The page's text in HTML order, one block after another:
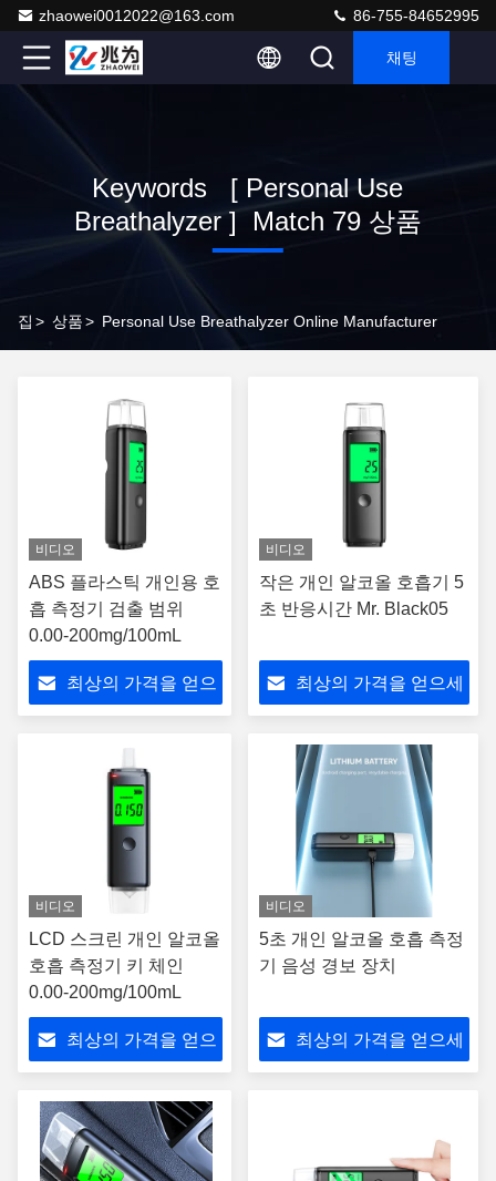
zhaowei0012022@163.com 86-755-84652995
채팅
Keywords [ Personal Use
Breathalyzer ] Match 79 상품
집 > 상품> Personal Use Breathalyzer Online Manufacturer
비디오
ABS 플라스틱 개인용 호
흡 측정기 검출 범위
0.00-200mg/100mL
최상의 가격을 얻으
비디오
작은 개인 알코올 호흡기 5
초 반응시간 Mr. Black05
최상의 가격을 얻으세
비디오
LCD 스크린 개인 알코올
호흡 측정기 키 체인
0.00-200mg/100mL
최상의 가격을 얻으
비디오
5초 개인 알코올 호흡 측정
기 음성 경보 장치
최상의 가격을 얻으세